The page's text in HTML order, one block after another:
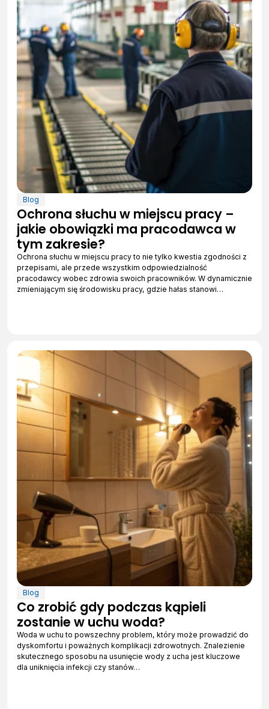
Blog
Ochrona słuchu w miejscu pracy –
jakie obowiązki ma pracodawca w
tym zakresie?
Ochrona słuchu w miejscu pracy to nie tylko kwestia zgodności z
przepisami, ale przede wszystkim odpowiedzialność
pracodawcy wobec zdrowia swoich pracowników. W dynamicznie
zmieniającym się środowisku pracy, gdzie hałas stanowi…
Blog
Co zrobić gdy podczas kąpieli
zostanie w uchu woda?
Woda w uchu to powszechny problem, który może prowadzić do
dyskomfortu i poważnych komplikacji zdrowotnych. Znalezienie
skutecznego sposobu na usunięcie wody z ucha jest kluczowe
dla uniknięcia infekcji czy stanów…